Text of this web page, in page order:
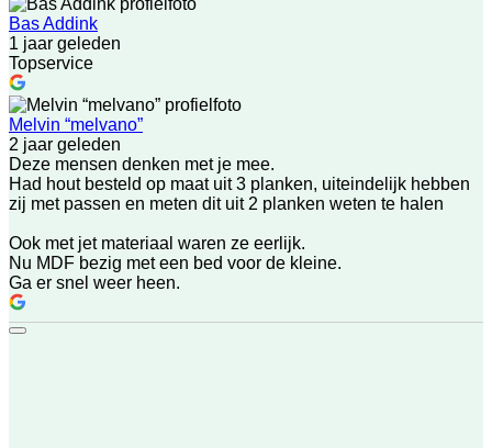
Bas Addink
1 jaar geleden
Topservice
Melvin “melvano”
2 jaar geleden
Deze mensen denken met je mee.
Had hout besteld op maat uit 3 planken, uiteindelijk hebben
zij met passen en meten dit uit 2 planken weten te halen
Ook met jet materiaal waren ze eerlijk.
Nu MDF bezig met een bed voor de kleine.
Ga er snel weer heen.